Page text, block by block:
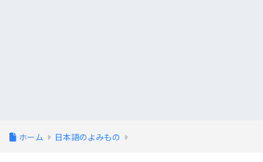
ホーム 日本語のよみもの